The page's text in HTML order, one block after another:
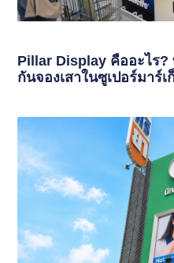
Pillar Display คืออะไร
กันจองเสาในซูเปอร์มาร์เ